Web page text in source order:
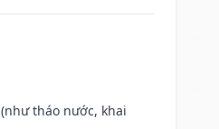
tháo nước, khai